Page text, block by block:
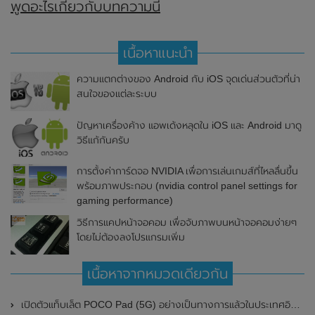
พูดอะไรเกี่ยวกับบทความนี้
เนื้อหาแนะนำ
ความแตกต่างของ Android กับ iOS จุดเด่นส่วนตัวที่น่า
สนใจของแต่ละระบบ
ปัญหาเครื่องค้าง แอพเด้งหลุดใน iOS และ Android มาดู
วิธีแก้กันครับ
การตั้งค่าการ์ดจอ NVIDIA เพื่อการเล่นเกมส์ที่ไหลลื่นขึ้น
พร้อมภาพประกอบ (nvidia control panel settings for
gaming performance)
วิธีการแคปหน้าจอคอม เพื่อจับภาพบนหน้าจอคอมง่ายๆ
โดยไม่ต้องลงโปรแกรมเพิ่ม
เนื้อหาจากหมวดเดียวกัน
เปิดตัวแท็บเล็ต POCO Pad (5G) อย่างเป็นทางการแล้วในประเทศอินเดีย มาพร้อมชิปเซ็ต Snapdragon 7s Gen 2 ของ Qualcomm และรองรับเครือข่าย 5G